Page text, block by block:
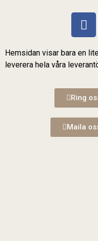
Hemsidan visar bara en
leverera hela våra
Ring
Maila